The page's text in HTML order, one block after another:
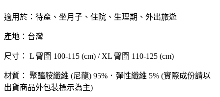
適用於：待產、坐月子、住院、生理期、外出旅遊
產地：台灣
尺寸： L 臀圍 100-115 (cm) / XL 臀圍 110-125 (cm)
材質： 聚醯胺纖維 (尼龍) 95%．彈性纖維 5% (實際成份請以
出貨商品外包裝標示為主)